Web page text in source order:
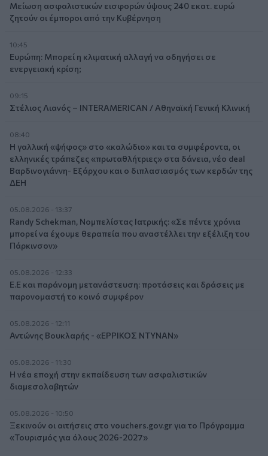
Μείωση ασφαλιστικών εισφορών ύψους 240 εκατ. ευρώ
ζητούν οι έμποροι από την Κυβέρνηση
10:45
Ευρώπη: Μπορεί η κλιματική αλλαγή να οδηγήσει σε
ενεργειακή κρίση;
09:15
Στέλιος Λιανός – INTERAMERICAN / Αθηναϊκή Γενική Κλινική
08:40
Η γαλλική «ψήφος» στο «καλώδιο» και τα συμφέροντα, οι
ελληνικές τράπεζες «πρωταθλήτριες» στα δάνεια, νέο deal
Βαρδινογιάννη- Εξάρχου και ο διπλασιασμός των κερδών της
ΔΕΗ
05.08.2026 - 13:37
Randy Schekman, Νομπελίστας Ιατρικής: «Σε πέντε χρόνια
μπορεί να έχουμε θεραπεία που αναστέλλει την εξέλιξη του
Πάρκινσον»
05.08.2026 - 12:33
Ε.Ε και παράνομη μετανάστευση: προτάσεις και δράσεις με
παρονομαστή το κοινό συμφέρον
05.08.2026 - 12:11
Αντώνης Βουκλαρής - «ΕΡΡΙΚΟΣ ΝΤΥΝΑΝ»
05.08.2026 - 11:30
Η νέα εποχή στην εκπαίδευση των ασφαλιστικών
διαμεσολαβητών
05.08.2026 - 10:50
Ξεκινούν οι αιτήσεις στο vouchers.gov.gr για το Πρόγραμμα
«Τουρισμός για όλους 2026-2027»